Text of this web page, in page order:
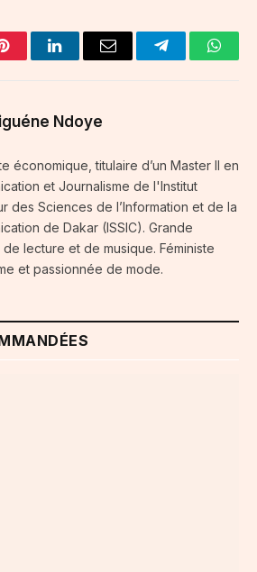
PinterestLinkedInEmail Telegram
Ndoye
économique, titulaire d’un Master II en
et Journalisme de l'Institut
des Sciences de l’Information et de la
de Dakar (ISSIC). Grande
de lecture et de musique. Féministe
et passionnée de mode.